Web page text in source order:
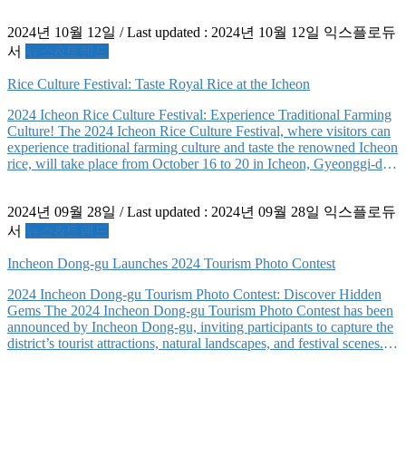
nationally […]
2024년 10월 12일 / Last updated : 2024년 10월 12일 익스플로듀
서
Rice Culture Festival: Taste Royal Rice at the Icheon
2024 Icheon Rice Culture Festival: Experience Traditional Farming
Culture! The 2024 Icheon Rice Culture Festival, where visitors can
experience traditional farming culture and taste the renowned Icheon
rice, will take place from October 16 to 20 in Icheon, Gyeonggi-do.
2024년 09월 28일 / Last updated : 2024년 09월 28일 익스플로듀
서
Incheon Dong-gu Launches 2024 Tourism Photo Contest
2024 Incheon Dong-gu Tourism Photo Contest: Discover Hidden
Gems The 2024 Incheon Dong-gu Tourism Photo Contest has been
announced by Incheon Dong-gu, inviting participants to capture the
district’s tourist attractions, natural landscapes, and festival scenes.